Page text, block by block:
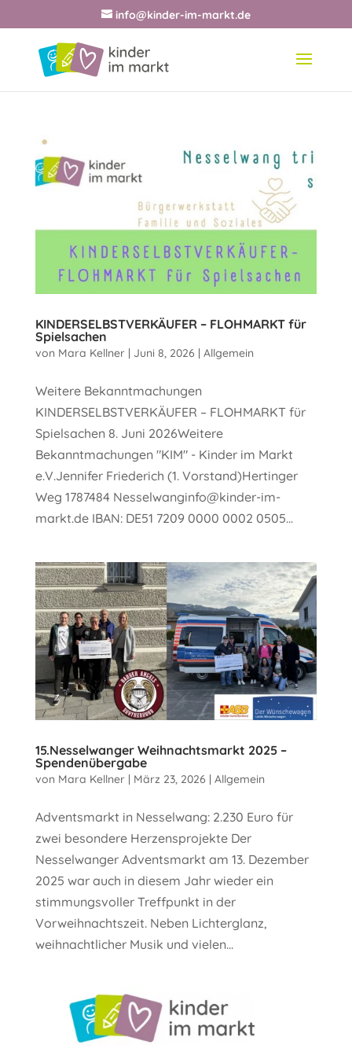
info@kinder-im-markt.de
KINDERSELBSTVERKÄUFER – FLOHMARKT für
Spielsachen
von Mara Kellner| Juni 8, 2026 | Allgemein
Weitere Bekanntmachungen
KINDERSELBSTVERKÄUFER – FLOHMARKT für
Spielsachen 8. Juni 2026Weitere
Bekanntmachungen "KIM" - Kinder im Markt
e.V.Jennifer Friederich (1. Vorstand)Hertinger
Weg 1787484 Nesselwanginfo@kinder-im-
markt.de IBAN: DE51 7209 0000 0002 0505...
15.Nesselwanger Weihnachtsmarkt 2025 –
Spendenübergabe
von Mara Kellner| März 23, 2026 | Allgemein
Adventsmarkt in Nesselwang: 2.230 Euro für
zwei besondere Herzensprojekte Der
Nesselwanger Adventsmarkt am 13. Dezember
2025 war auch in diesem Jahr wieder ein
stimmungsvoller Treffpunkt in der
Vorweihnachtszeit. Neben Lichterglanz,
weihnachtlicher Musik und vielen...